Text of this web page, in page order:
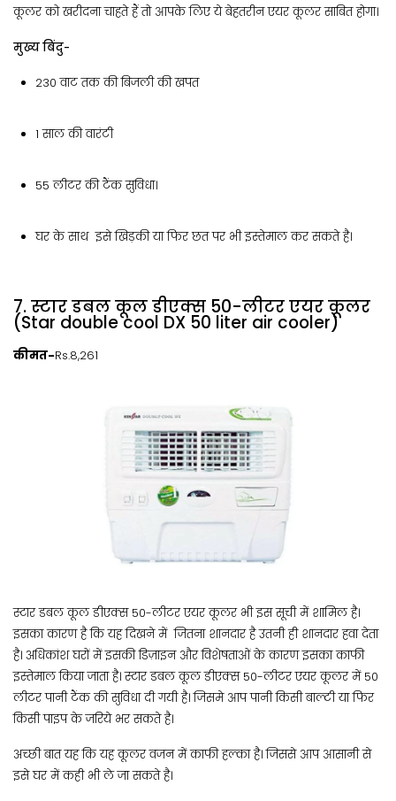
कूलर को खरीदना चाहते हैं तो आपके लिए ये बेहतरीन एयर कूलर साबित होगा।
मुख्य बिंदु-
230 वाट तक की बिजली की खपत
1 साल की वारंटी
55 लीटर की टैंक सुविधा।
घर के साथ इसे खिड़की या फिर छत पर भी इस्तेमाल कर सकते है।
7. स्टार डबल कूल डीएक्स 50-लीटर एयर कूलर
(Star double cool DX 50 liter air cooler)
कीमत-Rs.8,261
स्टार डबल कूल डीएक्स 50-लीटर एयर कूलर भी इस सूची में शामिल है।
इसका कारण है कि यह दिखने में जितना शानदार है उतनी ही शानदार हवा देता
है। अधिकांश घरों में इसकी डिज़ाइन और विशेषताओं के कारण इसका काफी
इस्तेमाल किया जाता है। स्टार डबल कूल डीएक्स 50-लीटर एयर कूलर में 50
लीटर पानी टैंक की सुविधा दी गयी है। जिसमे आप पानी किसी बाल्टी या फिर
किसी पाइप के जरिये भर सकते है।
अच्छी बात यह कि यह कूलर वजन में काफी हल्का है। जिससे आप आसानी से
इसे घर में कही भी ले जा सकते है।